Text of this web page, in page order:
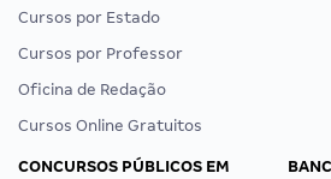
Cursos por Estado
Cursos por Professor
Oficina de Redação
Cursos Online Gratuitos
CONCURSOS PÚBLICOS EM